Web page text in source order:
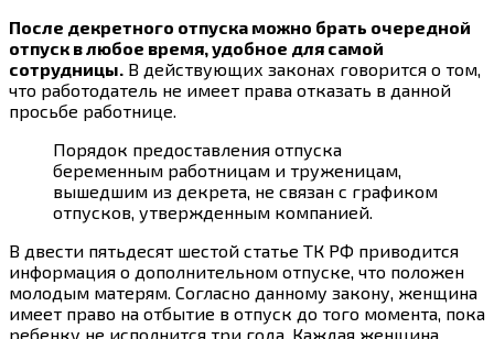
После декретного отпуска можно брать очередной
отпуск в любое время, удобное для самой
сотрудницы. В действующих законах говорится о том,
что работодатель не имеет права отказать в данной
просьбе работнице.
Порядок предоставления отпуска
беременным работницам и труженицам,
вышедшим из декрета, не связан с графиком
отпусков, утвержденным компанией.
В двести пятьдесят шестой статье ТК РФ приводится
информация о дополнительном отпуске, что положен
молодым матерям. Согласно данному закону, женщина
имеет право на отбытие в отпуск до того момента, пока
ребенку не исполнится три года. Каждая женщина